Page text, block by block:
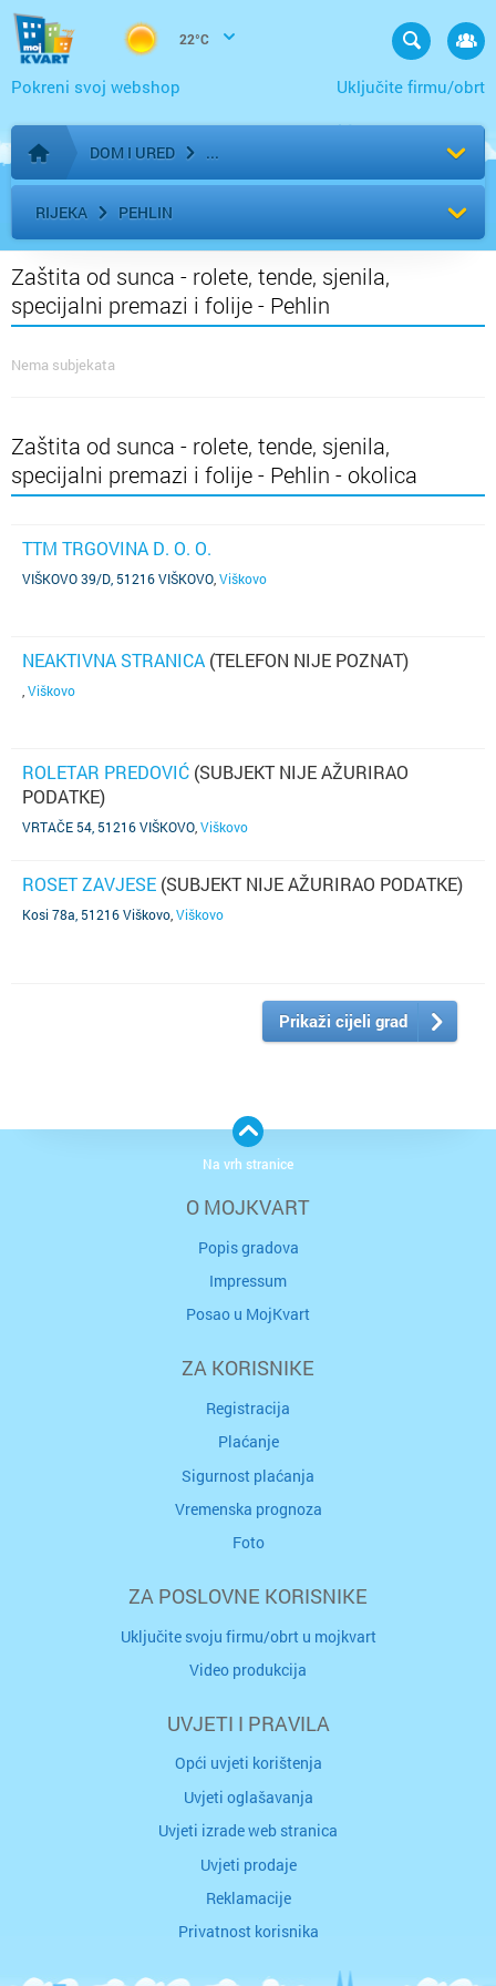
22°C
Uključite firmu/obrt
Pokreni svoj webshop
Početna stranica
DOM I URED
RIJEKA PEHLIN
Zaštita od sunca - rolete, tende, sjenila,
specijalni premazi i folije - Pehlin
Nema subjekata
Zaštita od sunca - rolete, tende, sjenila,
specijalni premazi i folije - Pehlin - okolica
TTM TRGOVINA D. O. O.
VIŠKOVO 39/D, 51216 VIŠKOVO Viškovo
NEAKTIVNA STRANICA (TELEFON NIJE POZNAT)
Viškovo
ROLETAR PREDOVIĆ (SUBJEKT NIJE AŽURIRAO
PODATKE)
VRTAČE 54, 51216 VIŠKOVO Viškovo
ROSET ZAVJESE (SUBJEKT NIJE AŽURIRAO PODATKE)
Kosi 78a, 51216 Viškovo Viškovo
Prikaži cijeli grad
O MOJKVART
Popis gradova
Impressum
Posao u MojKvart
ZA KORISNIKE
Registracija
Plaćanje
Sigurnost plaćanja
Vremenska prognoza
Foto
ZA POSLOVNE KORISNIKE
Uključite svoju firmu/obrt u mojkvart
Video produkcija
UVJETI I PRAVILA
Opći uvjeti korištenja
Uvjeti oglašavanja
Uvjeti izrade web stranica
Uvjeti prodaje
Reklamacije
Privatnost korisnika
Na vrh stranice